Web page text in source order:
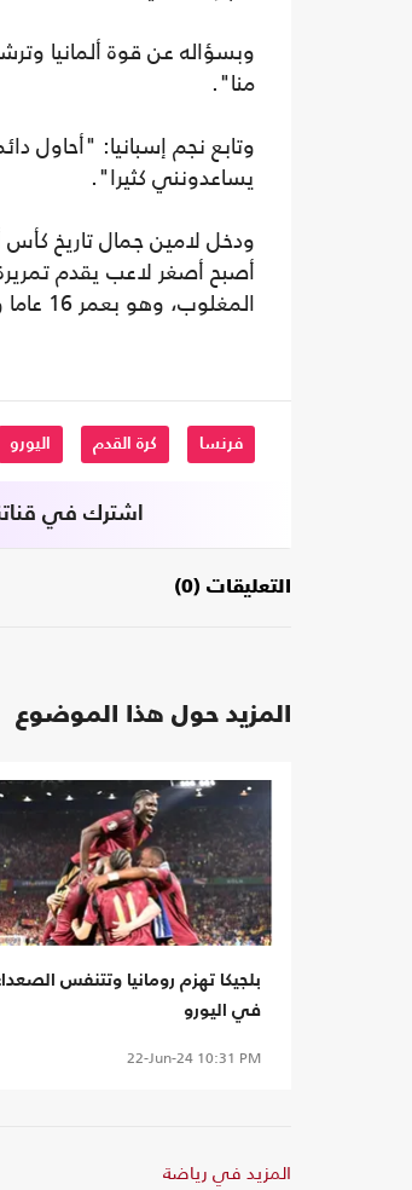
وبسؤاله عن قوة ألمانيا
منا".
وتابع نجم إسبانيا: "أحاول
يساعدونني كثيرا".
ودخل لامين جمال تاريخ كأس
أصبح أصغر لاعب يقدم
المغلوب، وهو بعمر 16 عاما و353 يوما.
فرنسا كرة القدم اليورو
اشترك في
التعليقات (0)
المزيد حول هذا الموضوع
بلجيكا تهزم رومانيا وتتنفس
في اليورو
22-Jun-24 10:31 PM
المزيد في رياضة